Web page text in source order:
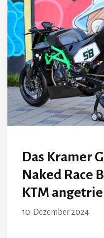
Das Kramer
Naked Race
KTM
10. Dezember 2024